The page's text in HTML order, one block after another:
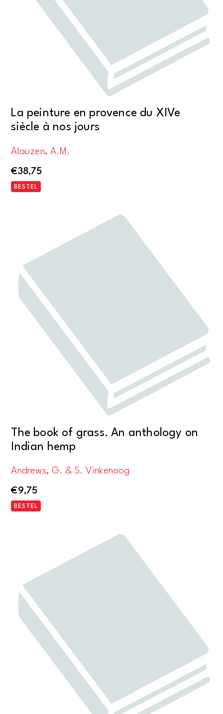
La peinture en provence du XIVe
siècle à nos jours
Alauzen, A.M.
€38,75
BESTEL
The book of grass. An anthology on
Indian hemp
Andrews, G. & S. Vinkenoog
€9,75
BESTEL